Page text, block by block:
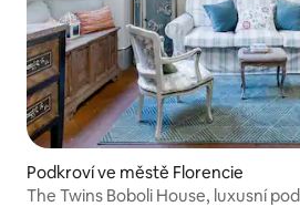
Podkroví ve městě Florencie
The Twins Boboli House, luxusní